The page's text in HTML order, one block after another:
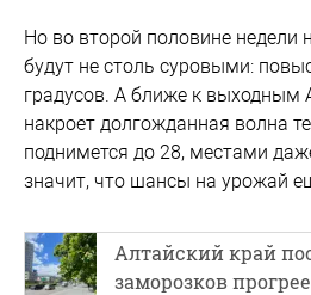
Но во второй половине недели
будут не столь суровыми:
градусов. А ближе к выходным
накроет долгожданная волна
поднимется до 28, местами
значит, что шансы на урожай
Алтайский край
заморозков